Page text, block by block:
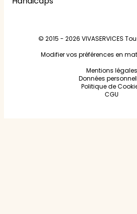
© 2015 - 2026 VIVASERVICES
Modifier vos préférences en
Mentions légales
Données
Politique de
CGU